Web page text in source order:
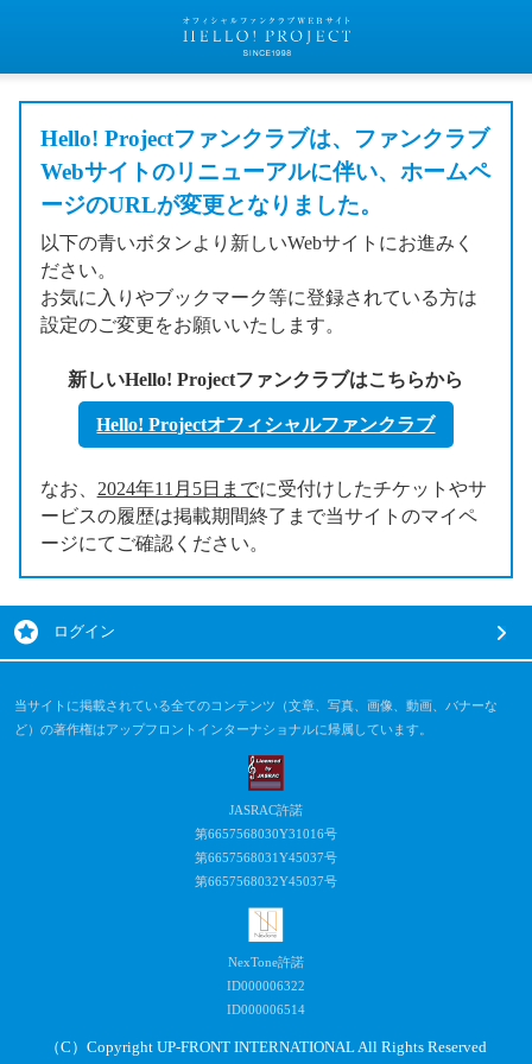
Hello! Projectファンクラブは、ファンクラブ
Webサイトのリニューアルに伴い、ホームペ
ージのURLが変更となりました。
以下の青いボタンより新しいWebサイトにお進みく
ださい。
お気に入りやブックマーク等に登録されている方は
設定のご変更をお願いいたします。
新しいHello! Projectファンクラブはこちらから
Hello! Projectオフィシャルファンクラブ
なお、 2024年11月5日までに受付けしたチケットやサ
ービスの履歴は掲載期間終了まで当サイトのマイペ
ージにてご確認ください。
ログイン
当サイトに掲載されている全てのコンテンツ（文章、写真、画像、動画、バナーな
ど）の著作権はアップフロントインターナショナルに帰属しています。
JASRAC許諾
第6657568030Y31016号
第6657568031Y45037号
第6657568032Y45037号
NexTone許諾
ID000006322
ID000006514
（C）Copyright UP-FRONT INTERNATIONAL All Rights Reserved